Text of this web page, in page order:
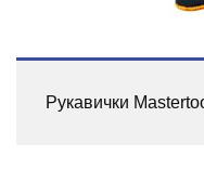
Рукавички